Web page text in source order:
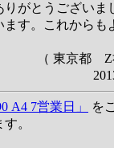
がとうございま
す。これからも
（ 東京都
A4 7営業日」
を
。